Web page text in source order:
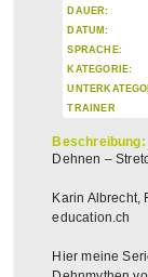
DAUER:
DATUM:
SPRACHE:
KATEGORIE:
TRAINER
Beschreibung:
Dehnen –
Karin Albrecht,
education.ch
Hier meine